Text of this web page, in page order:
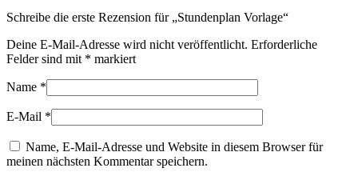
Schreibe die erste Rezension für „Stundenplan Vorlage“
Deine E-Mail-Adresse wird nicht veröffentlicht. Erforderliche
Felder sind mit * markiert
Name *
E-Mail *
Name, E-Mail-Adresse und Website in diesem Browser für
meinen nächsten Kommentar speichern.